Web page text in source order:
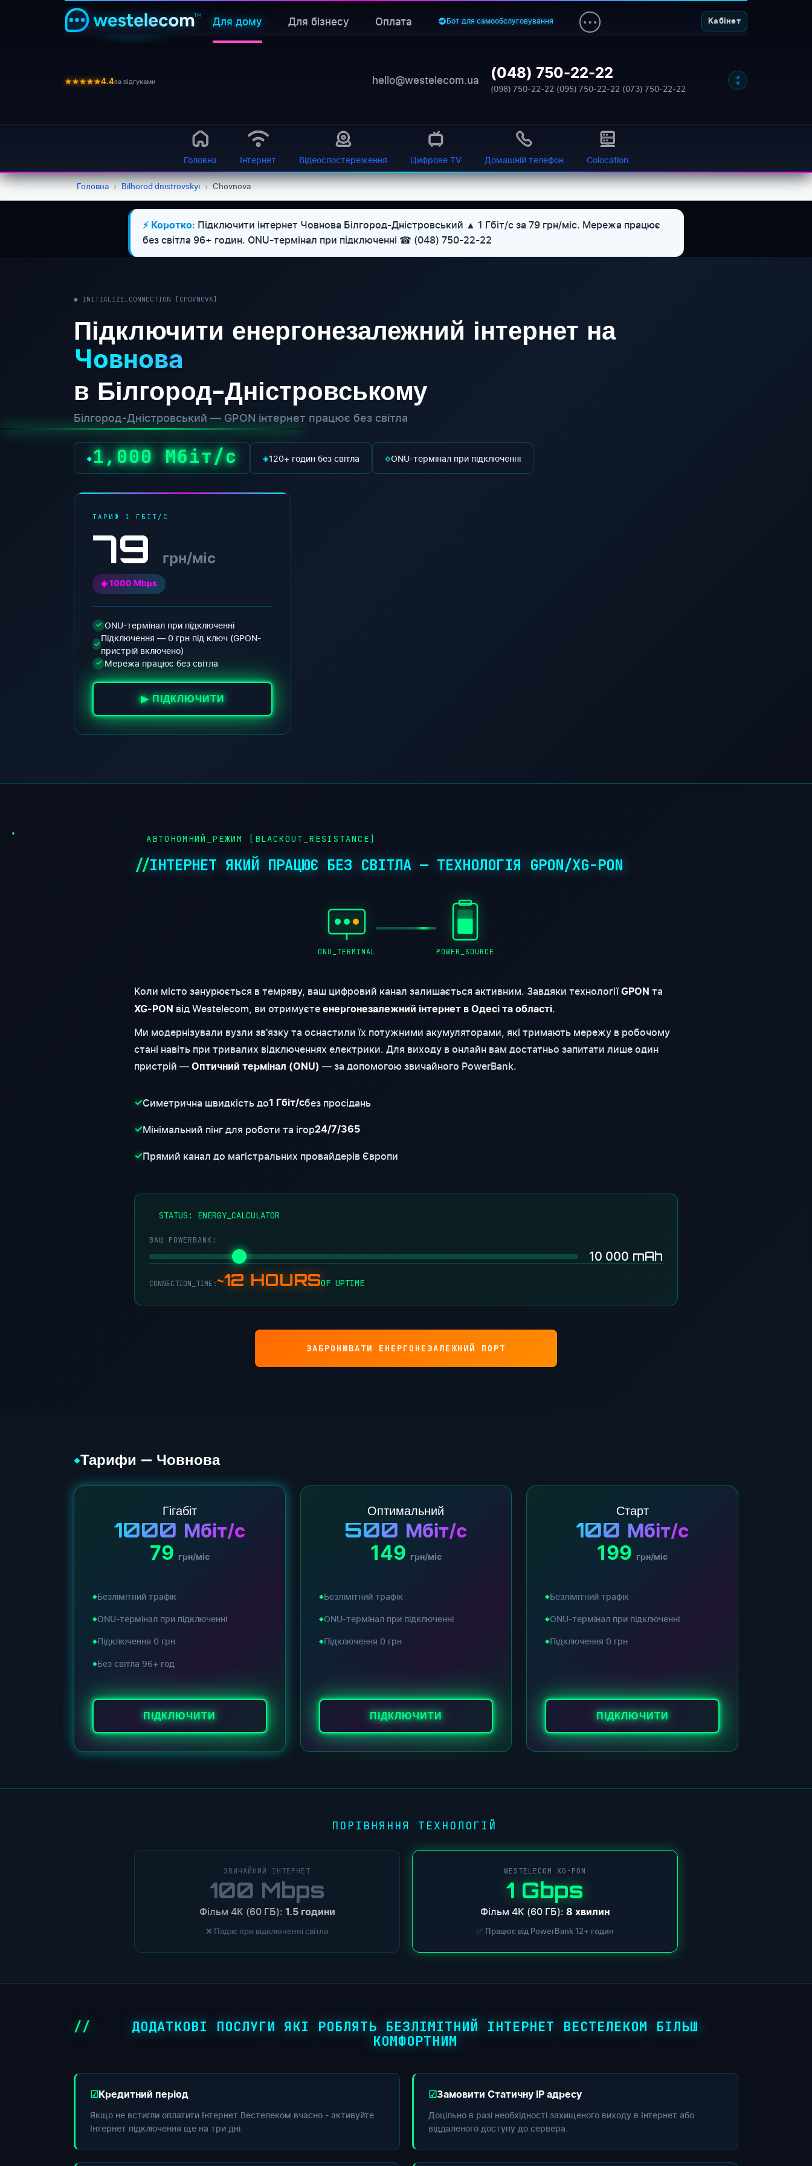
Для дому Для бізнесу Оплата Бот для самообслуговування Кабінет
4.4за відгуками hello@westelecom.ua (048) 750-22-22
(098) 750-22-22·(095) 750-22-22·(073) 750-22-22
Головна Інтернет Відеоспостереження Цифрове TV Домашній телефон Colocation
Головна › Bilhorod dnistrovskyi › Chovnova
⚡ Коротко: Підключити інтернет Човнова Білгород-Дністровський ▲ 1 Гбіт/с за 79 грн/міс. Мережа працює
без світла 96+ годин. ONU-термінал при підключенні ☎ (048) 750-22-22
NETWORK_STATUS: ONLINE
● INITIALIZE_CONNECTION [CHOVNOVA]
Підключити енергонезалежний інтернет на
Човнова
в Білгород-Дністровському
Білгород-Дністровський — GPON інтернет працює без світла
◆1,000 Мбіт/с ◈120+ годин без світла ◇ONU-термінал при підключенні
ТАРИФ 1 ГБІТ/С
79 грн/міс
◈ 1000 Mbps
✓ ONU-термінал при підключенні
✓
Підключення — 0 грн під ключ (GPON-
пристрій включено)
✓ Мережа працює без світла
▶ ПІДКЛЮЧИТИ
АВТОНОМНИЙ_РЕЖИМ [BLACKOUT_RESISTANCE]
ІНТЕРНЕТ ЯКИЙ ПРАЦЮЄ БЕЗ СВІТЛА — ТЕХНОЛОГІЯ GPON/XG-PON
ONU_TERMINAL POWER_SOURCE
Коли місто занурюється в темряву, ваш цифровий канал залишається активним. Завдяки технологіїGPON та
XG-PON від Westelecom, ви отримуєте енергонезалежний інтернет в Одесі та області.
Ми модернізували вузли зв'язку та оснастили їх потужними акумуляторами, які тримають мережу в робочому
стані навіть при тривалих відключеннях електрики. Для виходу в онлайн вам достатньо запитати лише один
пристрій — Оптичний термінал (ONU) — за допомогою звичайного PowerBank.
✓Симетрична швидкість до1 Гбіт/сбез просідань
✓Мінімальний пінг для роботи та ігор24/7/365
✓Прямий канал до магістральних провайдерів Європи
STATUS: ENERGY_CALCULATOR
ВАШ POWERBANK:
10 000 mAh
CONNECTION_TIME:~12 HOURSOF UPTIME
ЗАБРОНЮВАТИ ЕНЕРГОНЕЗАЛЕЖНИЙ ПОРТ
◆Тарифи — Човнова
Гігабіт
1000 Мбіт/с
79 грн/міс
Безлімітний трафік
ONU-термінал при підключенні
Підключення 0 грн
Без світла 96+ год
ПІДКЛЮЧИТИ
Оптимальний
500 Мбіт/с
149 грн/міс
Безлімітний трафік
ONU-термінал при підключенні
Підключення 0 грн
ПІДКЛЮЧИТИ
Старт
100 Мбіт/с
199 грн/міс
Безлімітний трафік
ONU-термінал при підключенні
Підключення 0 грн
ПІДКЛЮЧИТИ
ПОРІВНЯННЯ ТЕХНОЛОГІЙ
ЗВИЧАЙНИЙ ІНТЕРНЕТ
100 Mbps
Фільм 4K (60 ГБ): 1.5 години
❌ Падає при відключенні світла
WESTELECOM XG-PON
1 Gbps
Фільм 4K (60 ГБ): 8 хвилин
✅ Працює від PowerBank 12+ годин
ДОДАТКОВІ ПОСЛУГИ ЯКІ РОБЛЯТЬ БЕЗЛІМІТНИЙ ІНТЕРНЕТ ВЕСТЕЛЕКОМ БІЛЬШ
КОМФОРТНИМ
Кредитний період
Якщо не встигли оплатити Інтернет Вестелеком вчасно - активуйте
Інтернет підключення ще на три дні.
Замовити Статичну IP адресу
Доцільно в разі необхідності захищеного виходу в Інтернет або
віддаленого доступу до сервера.